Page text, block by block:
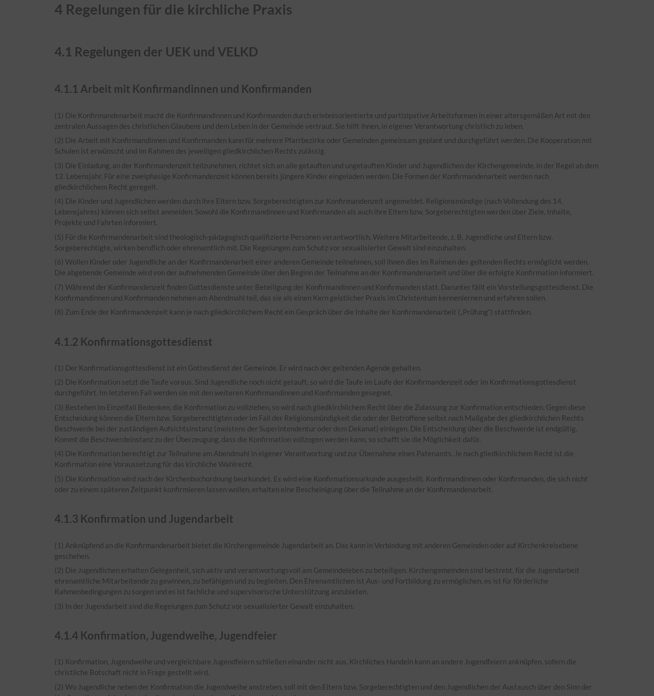
4 Regelungen für die kirchliche Praxis
4.1 Regelungen der UEK und VELKD
4.1.1 Arbeit mit Konfirmandinnen und Konfirmanden
(1) Die Konfirmandenarbeit macht die Konfirmandinnen und Konfirmanden durch erlebnisorientierte und partizipative Arbeitsformen in einer altersgemäßen Art mit den
zentralen Aussagen des christlichen Glaubens und dem Leben in der Gemeinde vertraut. Sie hilft ihnen, in eigener Verantwortung christlich zu leben.
(2) Die Arbeit mit Konfirmandinnen und Konfirmanden kann für mehrere Pfarrbezirke oder Gemeinden gemeinsam geplant und durchgeführt werden. Die Kooperation mit
Schulen ist erwünscht und im Rahmen des jeweiligen gliedkirchlichen Rechts zulässig.
(3) Die Einladung, an der Konfirmandenzeit teilzunehmen, richtet sich an alle getauften und ungetauften Kinder und Jugendlichen der Kirchengemeinde, in der Regel ab dem
12. Lebensjahr. Für eine zweiphasige Konfirmandenzeit können bereits jüngere Kinder eingeladen werden. Die Formen der Konfirmandenarbeit werden nach
gliedkirchlichem Recht geregelt.
(4) Die Kinder und Jugendlichen werden durch ihre Eltern bzw. Sorgeberechtigten zur Konfirmandenzeit angemeldet. Religionsmündige (nach Vollendung des 14.
Lebensjahres) können sich selbst anmelden. Sowohl die Konfirmandinnen und Konfirmanden als auch ihre Eltern bzw. Sorgeberechtigten werden über Ziele, Inhalte,
Projekte und Fahrten informiert.
(5) Für die Konfirmandenarbeit sind theologisch-pädagogisch qualifizierte Personen verantwortlich. Weitere Mitarbeitende, z. B. Jugendliche und Eltern bzw.
Sorgeberechtigte, wirken beruflich oder ehrenamtlich mit. Die Regelungen zum Schutz vor sexualisierter Gewalt sind einzuhalten.
(6) Wollen Kinder oder Jugendliche an der Konfirmandenarbeit einer anderen Gemeinde teilnehmen, soll ihnen dies im Rahmen des geltenden Rechts ermöglicht werden.
Die abgebende Gemeinde wird von der aufnehmenden Gemeinde über den Beginn der Teilnahme an der Konfirmandenarbeit und über die erfolgte Konfirmation informiert.
(7) Während der Konfirmandenzeit finden Gottesdienste unter Beteiligung der Konfirmandinnen und Konfirmanden statt. Darunter fällt ein Vorstellungsgottesdienst. Die
Konfirmandinnen und Konfirmanden nehmen am Abendmahl teil, das sie als einen Kern geistlicher Praxis im Christentum kennenlernen und erfahren sollen.
(8) Zum Ende der Konfirmandenzeit kann je nach gliedkirchlichem Recht ein Gespräch über die Inhalte der Konfirmandenarbeit („Prüfung“) stattfinden.
4.1.2 Konfirmationsgottesdienst
(1) Der Konfirmationsgottesdienst ist ein Gottesdienst der Gemeinde. Er wird nach der geltenden Agende gehalten.
(2) Die Konfirmation setzt die Taufe voraus. Sind Jugendliche noch nicht getauft, so wird die Taufe im Laufe der Konfirmandenzeit oder im Konfirmationsgottesdienst
durchgeführt. Im letzteren Fall werden sie mit den weiteren Konfirmandinnen und Konfirmanden gesegnet.
(3) Bestehen im Einzelfall Bedenken, die Konfirmation zu vollziehen, so wird nach gliedkirchlichem Recht über die Zulassung zur Konfirmation entschieden. Gegen diese
Entscheidung können die Eltern bzw. Sorgeberechtigten oder im Fall der Religionsmündigkeit die oder der Betroffene selbst nach Maßgabe des gliedkirchlichen Rechts
Beschwerde bei der zuständigen Aufsichtsinstanz (meistens der Superintendentur oder dem Dekanat) einlegen. Die Entscheidung über die Beschwerde ist endgültig.
Kommt die Beschwerdeinstanz zu der Überzeugung, dass die Konfirmation vollzogen werden kann, so schafft sie die Möglichkeit dafür.
(4) Die Konfirmation berechtigt zur Teilnahme am Abendmahl in eigener Verantwortung und zur Übernahme eines Patenamts. Je nach gliedkirchlichem Recht ist die
Konfirmation eine Voraussetzung für das kirchliche Wahlrecht.
(5) Die Konfirmation wird nach der Kirchenbuchordnung beurkundet. Es wird eine Konfirmationsurkunde ausgestellt. Konfirmandinnen oder Konfirmanden, die sich nicht
oder zu einem späteren Zeitpunkt konfirmieren lassen wollen, erhalten eine Bescheinigung über die Teilnahme an der Konfirmandenarbeit.
4.1.3 Konfirmation und Jugendarbeit
(1) Anknüpfend an die Konfirmandenarbeit bietet die Kirchengemeinde Jugendarbeit an. Das kann in Verbindung mit anderen Gemeinden oder auf Kirchenkreisebene
geschehen.
(2) Die Jugendlichen erhalten Gelegenheit, sich aktiv und verantwortungsvoll am Gemeindeleben zu beteiligen. Kirchengemeinden sind bestrebt, für die Jugendarbeit
ehrenamtliche Mitarbeitende zu gewinnen, zu befähigen und zu begleiten. Den Ehrenamtlichen ist Aus- und Fortbildung zu ermöglichen, es ist für förderliche
Rahmenbedingungen zu sorgen und es ist fachliche und supervisorische Unterstützung anzubieten.
(3) In der Jugendarbeit sind die Regelungen zum Schutz vor sexualisierter Gewalt einzuhalten.
4.1.4 Konfirmation, Jugendweihe, Jugendfeier
(1) Konfirmation, Jugendweihe und vergleichbare Jugendfeiern schließen einander nicht aus. Kirchliches Handeln kann an andere Jugendfeiern anknüpfen, sofern die
christliche Botschaft nicht in Frage gestellt wird.
(2) Wo Jugendliche neben der Konfirmation die Jugendweihe anstreben, soll mit den Eltern bzw. Sorgeberechtigten und den Jugendlichen der Austausch über den Sinn der